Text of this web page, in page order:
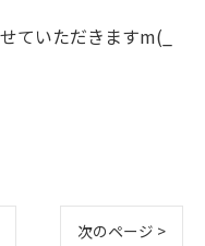
ていただきますm(_
次のページ >